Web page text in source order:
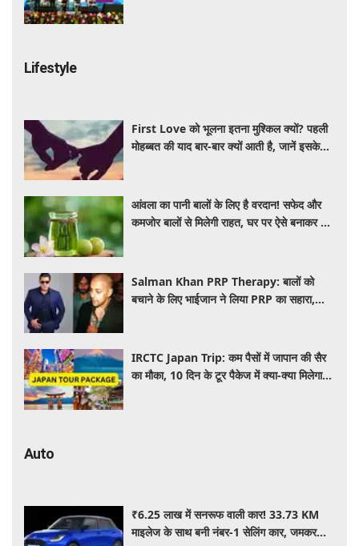
Lifestyle
First Love को भूलना इतना मुश्किल क्यों? पहली
मोहब्बत की याद बार-बार क्यों आती है, जानें इसके
आंवला का पानी बालों के लिए है वरदान! सफेद और
कमजोर बालों से मिलेगी राहत, घर पर ऐसे बनाकर करें
Salman Khan PRP Therapy: बालों को
बचाने के लिए भाईजान ने लिया PRP का सहारा,
IRCTC Japan Trip: कम पैसों में जापान की सैर
का मौका, 10 दिन के टूर पैकेज में क्या-क्या मिलेगा?
Auto
₹6.25 लाख में सनरूफ वाली कार! 33.73 KM
माइलेज के साथ बनी नंबर-1 सेलिंग कार, जमकर